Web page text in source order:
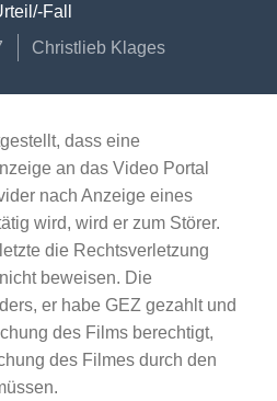
Fall
Christlieb Klages
dass eine
an das Video Portal
nach Anzeige eines
wird, wird er zum Störer.
die Rechtsverletzung
beweisen. Die
er habe GEZ gezahlt und
des Films berechtigt,
des Filmes durch den